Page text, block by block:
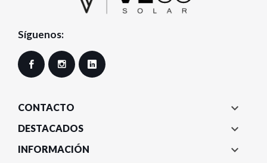
Síguenos:
Facebook Instagram
CONTACTO 
DESTACADOS 
INFORMACIÓN 